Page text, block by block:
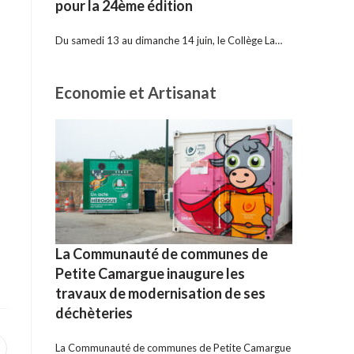
pour la 24ème édition
Du samedi 13 au dimanche 14 juin, le Collège La…
Economie et Artisanat
La Communauté de communes de
Petite Camargue inaugure les
travaux de modernisation de ses
déchèteries
La Communauté de communes de Petite Camargue